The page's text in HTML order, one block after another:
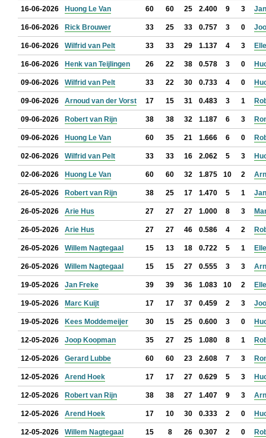
16-06-2026 Huong Le Van 60 60 25 2.400 9 3
16-06-2026 Rick Brouwer 33 25 33 0.757 3 0
16-06-2026 Wilfrid van Pelt 33 33 29 1.137 4 3
16-06-2026 Henk van Teijlingen 26 22 38 0.578 3 0
09-06-2026 Wilfrid van Pelt 33 22 30 0.733 4 0
09-06-2026 Arnoud van der Vorst 17 15 31 0.483 3 1
09-06-2026 Robert van Rijn 38 38 32 1.187 6 3
09-06-2026 Huong Le Van 60 35 21 1.666 6 0
02-06-2026 Wilfrid van Pelt 33 33 16 2.062 5 3
02-06-2026 Huong Le Van 60 60 32 1.875 10 2
26-05-2026 Robert van Rijn 38 25 17 1.470 5 1
26-05-2026 Arie Hus 27 27 27 1.000 8 3
26-05-2026 Arie Hus 27 27 46 0.586 4 2
26-05-2026 Willem Nagtegaal 15 13 18 0.722 5 1
26-05-2026 Willem Nagtegaal 15 15 27 0.555 3 3
19-05-2026 Jan Freke 39 39 36 1.083 10 2
19-05-2026 Marc Kuijt 17 17 37 0.459 2 3
19-05-2026 Kees Moddemeijer 30 15 25 0.600 3 0
12-05-2026 Joop Koopman 35 27 25 1.080 8 1
12-05-2026 Gerard Lubbe 60 60 23 2.608 7 3
12-05-2026 Arend Hoek 17 17 27 0.629 5 3
12-05-2026 Robert van Rijn 38 38 27 1.407 9 3
12-05-2026 Arend Hoek 17 10 30 0.333 2 0
12-05-2026 Willem Nagtegaal 15 8 26 0.307 2 0